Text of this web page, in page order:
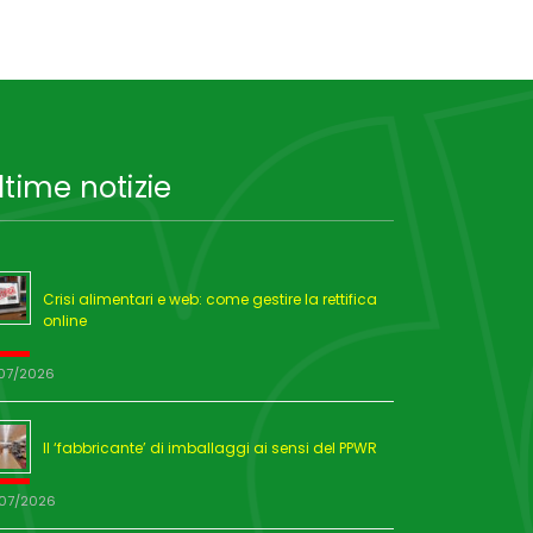
notizie
Crisi alimentari e web: come gestire la rettifica
online
2026
Il ‘fabbricante’ di imballaggi ai sensi del PPWR
2026